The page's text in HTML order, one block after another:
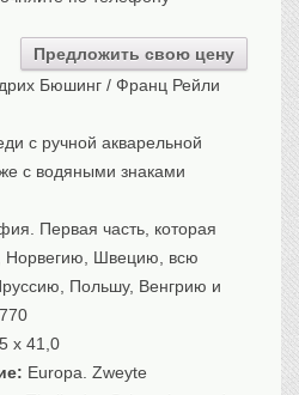
Предложить свою цену
Бюшинг / Франц Рейли
с ручной акварельной
с водяными знаками
Первая часть, которая
Норвегию, Швецию, всю
Польшу, Венгрию и
x 41,0
Europa. Zweyte